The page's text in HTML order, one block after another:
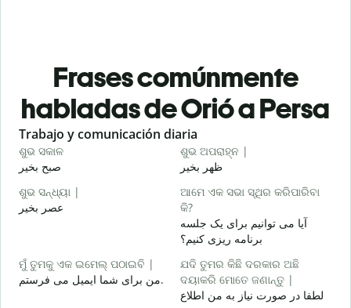
Frases comúnmente
habladas de Orió a Persa
Slide 1 of 6
Trabajo y comunicación diaria
ଶୁଭ ସକାଳ
صبح بخیر
ଶୁଭ ଅପରାହ୍ନ |
ظهر بخیر
ଶୁଭ ସନ୍ଧ୍ୟା |
عصر بخیر
ଆମେ ଏକ ସଭା ସ୍ଥିର କରିପାରିବା
କି?
آیا می توانیم برای یک جلسه
برنامه ریزی کنیم؟
ମୁଁ ତୁମକୁ ଏକ ଇମେଲ୍ ପଠାଇବି |
من برای شما ایمیل می فرستم.
ଯଦି ତୁମର କିଛି ଦରକାର ଅଛି
ଦୟାକରି ମୋତେ ଜଣାନ୍ତୁ |
لطفا در صورت نیاز به من اطلاع